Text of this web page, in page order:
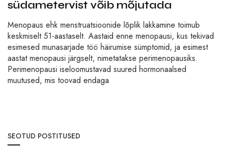
südametervist võib mõjutada
Menopaus ehk menstruatsioonide lõplik lakkamine toimub
keskmiselt 51-aastaselt. Aastaid enne menopausi, kus tekivad
esimesed munasarjade töö häirumise sümptomid, ja esimest
aastat menopausi järgselt, nimetatakse perimenopausiks.
Perimenopausi iseloomustavad suured hormonaalsed
muutused, mis toovad endaga
SEOTUD POSTITUSED